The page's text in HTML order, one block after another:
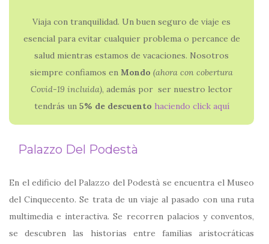
Viaja con tranquilidad. Un buen seguro de viaje es
esencial para evitar cualquier problema o percance de
salud mientras estamos de vacaciones. Nosotros
siempre confiamos en Mondo (ahora con cobertura
Covid-19 incluida), además por ser nuestro lector
tendrás un 5% de descuento haciendo click aquí
Palazzo Del Podestà
En el edificio del Palazzo del Podestà se encuentra el Museo
del Cinquecento. Se trata de un viaje al pasado con una ruta
multimedia e interactiva. Se recorren palacios y conventos,
se descubren las historias entre familias aristocráticas